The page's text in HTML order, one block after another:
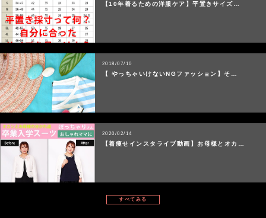
【10年着るための洋服ケア】平置きサイズ…
2018/07/10
【 やっちゃいけないNGファッション】そ…
2020/02/14
【着痩せインスタライブ動画】お母様とオカ…
すべてみる